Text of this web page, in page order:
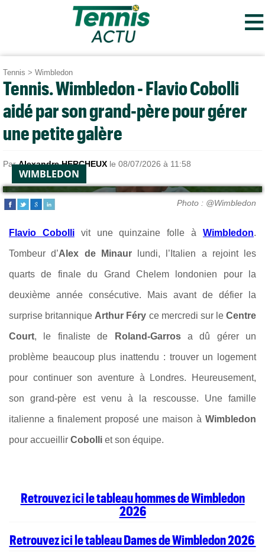
≡
Tennis > Wimbledon
Tennis. Wimbledon - Flavio Cobolli
aidé par son grand-père pour gérer
une petite galère
ParAlexandre HERCHEUX le 08/07/2026 à 11:58
WIMBLEDON
Photo : @Wimbledon
Flavio Cobollivit une quinzaine folle àWimbledon.
Tombeur d’Alex de Minaurlundi, l’Italien a rejoint les
quarts de finale du Grand Chelem londonien pour la
deuxième année consécutive. Mais avant de défier la
surprise britannique Arthur Féry ce mercredi sur le Centre
Court, le finaliste de Roland-Garrosa dû gérer un
problème beaucoup plus inattendu : trouver un logement
pour continuer son aventure à Londres. Heureusement,
son grand-père est venu à la rescousse. Une famille
italienne a finalement proposé une maison à Wimbledon
pour accueillir Cobolli et son équipe.
Retrouvez ici le tableau hommes de Wimbledon
2026
Retrouvez ici le tableau Dames de Wimbledon 2026